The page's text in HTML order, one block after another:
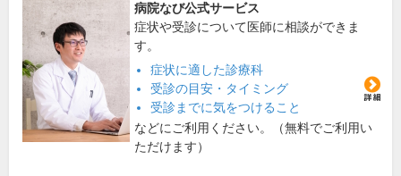
病院なび公式サービス
症状や受診について医師に相談ができま
す。
症状に適した診療科
受診の目安・タイミング
受診までに気をつけること
などにご利用ください。（無料でご利用い
ただけます）